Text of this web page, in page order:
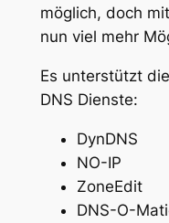
möglich, doch
nun viel mehr
Es unterstützt
DNS Dienste:
DynDNS
NO-IP
ZoneEdit
DNS-O-